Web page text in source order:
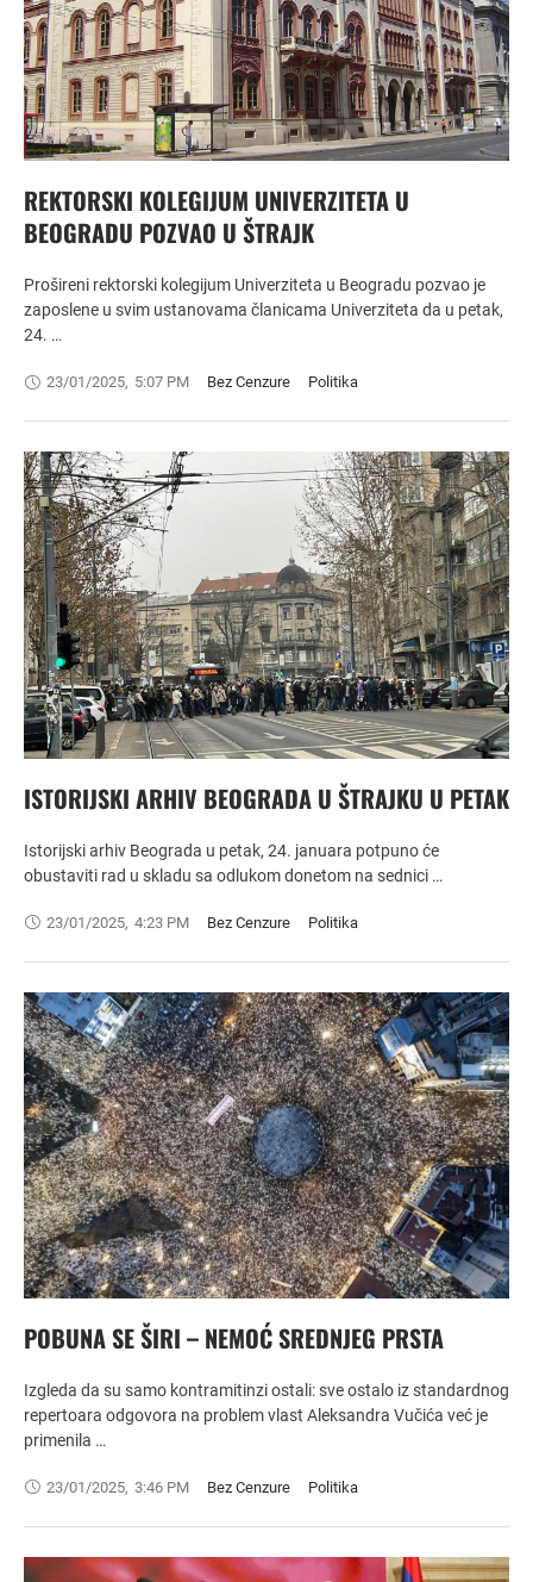
REKTORSKI KOLEGIJUM UNIVERZITETA U
BEOGRADU POZVAO U ŠTRAJK
Prošireni rektorski kolegijum Univerziteta u Beogradu pozvao je
zaposlene u svim ustanovama članicama Univerziteta da u petak,
24. …
23/01/2025, 5:07 PM Bez Cenzure Politika
ISTORIJSKI ARHIV BEOGRADA U ŠTRAJKU U PETAK
Istorijski arhiv Beograda u petak, 24. januara potpuno će
obustaviti rad u skladu sa odlukom donetom na sednici …
23/01/2025, 4:23 PM Bez Cenzure Politika
POBUNA SE ŠIRI – NEMOĆ SREDNJEG PRSTA
Izgleda da su samo kontramitinzi ostali: sve ostalo iz standardnog
repertoara odgovora na problem vlast Aleksandra Vučića već je
primenila …
23/01/2025, 3:46 PM Bez Cenzure Politika